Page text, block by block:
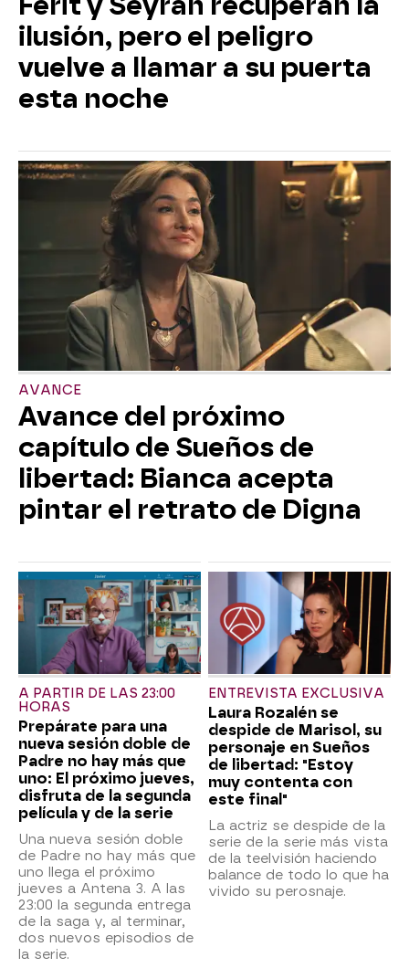
ilusión, pero el peligro
vuelve a llamar a su puerta
esta noche
AVANCE
Avance del próximo
capítulo de Sueños de
libertad: Bianca acepta
pintar el retrato de Digna
A PARTIR DE LAS 23:00
HORAS
Prepárate para una
nueva sesión doble de
Padre no hay más que
uno: El próximo jueves,
disfruta de la segunda
película y de la serie
Una nueva sesión doble
de Padre no hay más que
uno llega el próximo
jueves a Antena 3. A las
23:00 la segunda entrega
de la saga y, al terminar,
dos nuevos episodios de
la serie.
ENTREVISTA EXCLUSIVA
Laura Rozalén se
despide de Marisol, su
personaje en Sueños
de libertad: "Estoy
muy contenta con
este final"
La actriz se despide de la
serie de la serie más vista
de la teelvisión haciendo
balance de todo lo que ha
vivido su perosnaje.